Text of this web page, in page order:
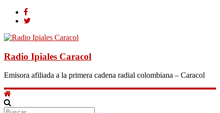
Radio Ipiales Caracol
Emisora afiliada a la primera cadena radial colombiana – Caracol